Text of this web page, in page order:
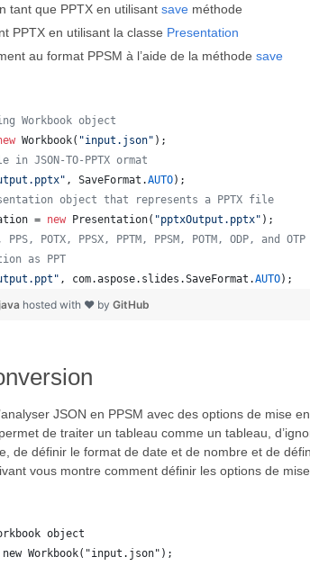
tant que PPTX en utilisant save méthode
PPTX en utilisant la classe Presentation
au format PPSM à l’aide de la méthode save
Workbook object
Workbook( "input.json" );
JSON-TO-PPTX ormat
, SaveFormat .AUTO);
object that represents a PPTX file
= new Presentation( "pptxOutput.pptx" );
POTX, PPSX, PPTM, PPSM, POTM, ODP, and
as PPT
, com.aspose. slides .SaveFormat .AUTO);
hosted with ❤ by GitHub
JSON en PPSM avec des options de
de traiter un tableau comme un tableau,
de définir le format de date et de nombre et de
vous montre comment définir les options de
object
new Workbook("input.json");